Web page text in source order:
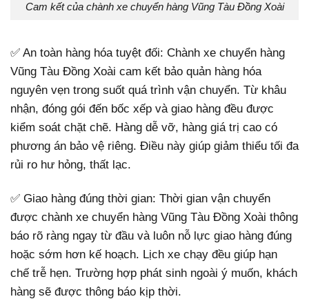
Cam kết của chành xe chuyển hàng Vũng Tàu Đồng Xoài
✅ An toàn hàng hóa tuyệt đối: Chành xe chuyển hàng
Vũng Tàu Đồng Xoài cam kết bảo quản hàng hóa
nguyên vẹn trong suốt quá trình vận chuyển. Từ khâu
nhận, đóng gói đến bốc xếp và giao hàng đều được
kiểm soát chặt chẽ. Hàng dễ vỡ, hàng giá trị cao có
phương án bảo vệ riêng. Điều này giúp giảm thiểu tối đa
rủi ro hư hỏng, thất lạc.
✅ Giao hàng đúng thời gian: Thời gian vận chuyển
được chành xe chuyển hàng Vũng Tàu Đồng Xoài thông
báo rõ ràng ngay từ đầu và luôn nỗ lực giao hàng đúng
hoặc sớm hơn kế hoạch. Lịch xe chạy đều giúp hạn
chế trễ hẹn. Trường hợp phát sinh ngoài ý muốn, khách
hàng sẽ được thông báo kịp thời.